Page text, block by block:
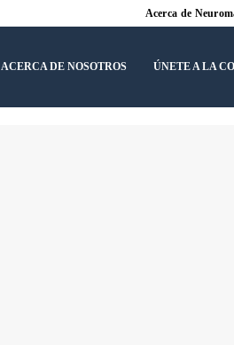
Acerca de
ACERCA DE NOSOTROS ÚNETE A LA